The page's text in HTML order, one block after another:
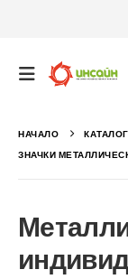
НАЧАЛО КАТАЛОГ
ЗНАЧКИ